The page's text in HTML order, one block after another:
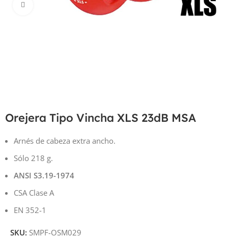
Haga Click para agrandar
Orejera Tipo Vincha XLS 23dB MSA
Arnés de cabeza extra ancho.
Sólo 218 g.
ANSI S3.19-1974
CSA Clase A
EN 352-1
SKU: SMPF-OSM029